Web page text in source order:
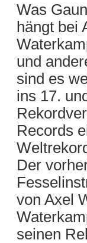
Was
hängt bei
und
sind es
ins 17.
Records
Der
von Axel
seinen